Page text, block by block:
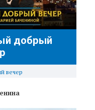
добрый
вечер